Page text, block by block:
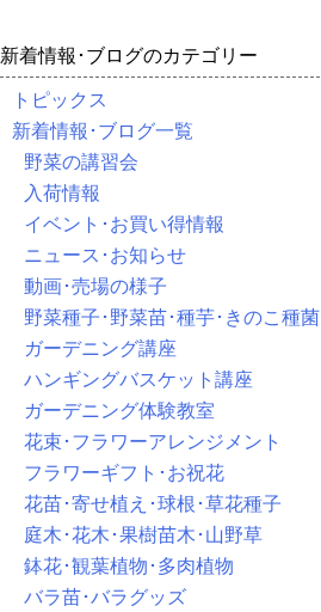
新着情報･ブログのカテゴリー
トピックス
新着情報･ブログ一覧
野菜の講習会
入荷情報
イベント･お買い得情報
ニュース･お知らせ
動画･売場の様子
野菜種子･野菜苗･種芋･きのこ種菌
ガーデニング講座
ハンギングバスケット講座
ガーデニング体験教室
花束･フラワーアレンジメント
フラワーギフト･お祝花
花苗･寄せ植え･球根･草花種子
庭木･花木･果樹苗木･山野草
鉢花･観葉植物･多肉植物
バラ苗･バラグッズ